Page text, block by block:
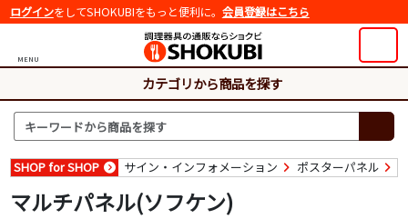
ログインをしてSHOKUBIをもっと便利に。 会員登録はこちら
MENU
カテゴリから商品を探す
SHOP for SHOP サイン・インフォメーション ポスターパネル
マルチパネル(ソフケン)